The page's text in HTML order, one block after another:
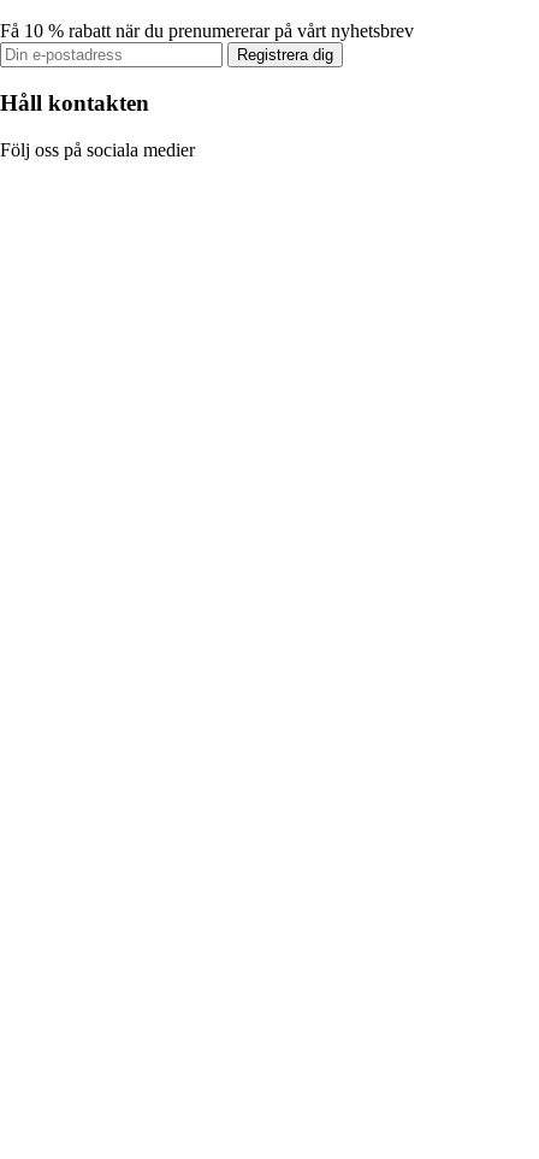
Få 10 % rabatt när du prenumererar på vårt nyhetsbrev
Registrera dig
Håll kontakten
Följ oss på sociala medier